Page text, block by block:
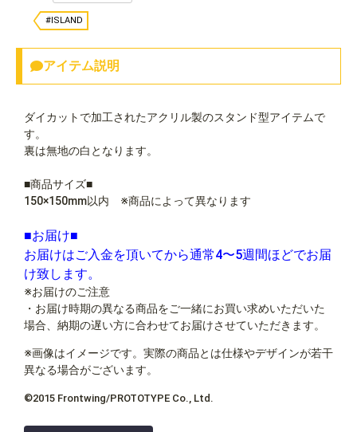
#ISLAND
アイテム説明
ダイカットで加工されたアクリル製のスタンド型アイテムで
す。
裏は無地の白となります。
■商品サイズ■
150×150mm以内 ※商品によって異なります
■お届け■
お届けはご入金を頂いてから通常4〜5週間ほどでお届
け致します。
※お届けのご注意
・お届け時期の異なる商品をご一緒にお買い求めいただいた
場合、納期の遅い方に合わせてお届けさせていただきます。
※画像はイメージです。実際の商品とは仕様やデザインが若干
異なる場合がございます。
©2015 Frontwing/PROTOTYPE Co., Ltd.